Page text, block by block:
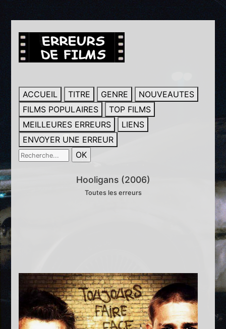
ACCUEIL TITRE GENRE
NOUVEAUTES
FILMS POPULAIRES
TOP FILMS
MEILLEURES ERREURS
LIENS
ENVOYER UNE ERREUR
Hooligans (2006)
Toutes les erreurs